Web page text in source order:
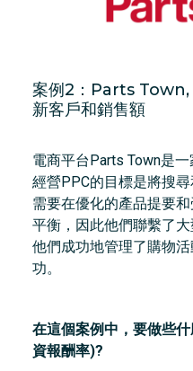
案例2：Parts Town,
新客戶和銷售額
電商平台Parts Town是
經營PPC的目標是將搜
需要在優化的產品提要
平衡，因此他們聯繫了
他們成功地管理了購物
功。
在這個案例中，要做些
資報酬率)?